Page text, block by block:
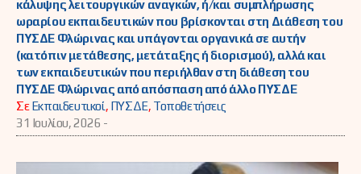
κάλυψης λειτουργικών αναγκών, ή/και συμπλήρωσης
ωραρίου εκπαιδευτικών που βρίσκονται στη Διάθεση του
ΠΥΣΔΕ Φλώρινας και υπάγονται οργανικά σε αυτήν
(κατόπιν μετάθεσης, μετάταξης ή διορισμού), αλλά και
των εκπαιδευτικών που περιήλθαν στη διάθεση του
ΠΥΣΔΕ Φλώρινας από απόσπαση από άλλο ΠΥΣΔΕ
ΣεΕκπαιδευτικοί, ΠΥΣΔΕ, Τοποθετήσεις
31 Ιουλίου, 2026 -